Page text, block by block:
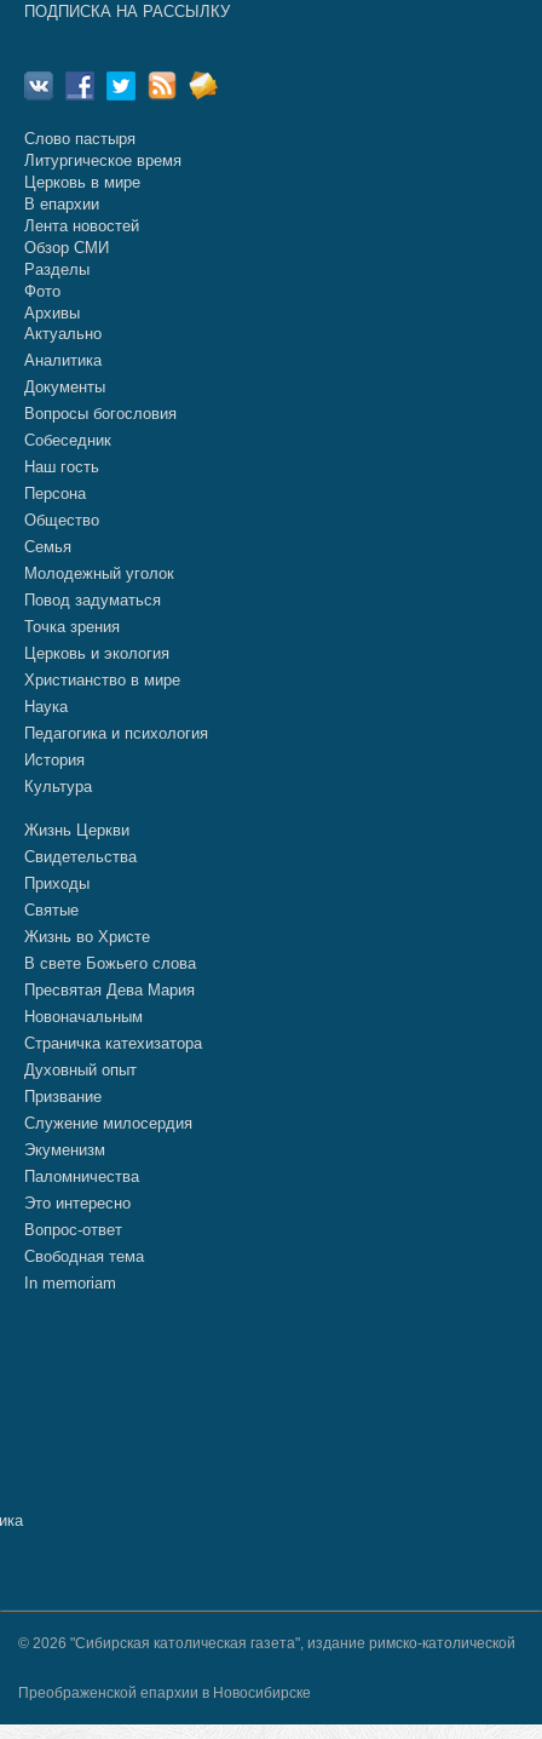
ПОДПИСКА НА РАССЫЛКУ
Слово пастыря
Литургическое время
Церковь в мире
В епархии
Лента новостей
Обзор СМИ
Разделы
Фото
Архивы
Актуально
Аналитика
Документы
Вопросы богословия
Собеседник
Наш гость
Персона
Общество
Семья
Молодежный уголок
Повод задуматься
Точка зрения
Церковь и экология
Христианство в мире
Наука
Педагогика и психология
История
Культура
Жизнь Церкви
Свидетельства
Приходы
Святые
Жизнь во Христе
В свете Божьего слова
Пресвятая Дева Мария
Новоначальным
Страничка катехизатора
Духовный опыт
Призвание
Служение милосердия
Экуменизм
Паломничества
Это интересно
Вопрос-ответ
Свободная тема
In memoriam
© 2026 "Сибирская католическая газета", издание римско-католической
Преображенской епархии в Новосибирске